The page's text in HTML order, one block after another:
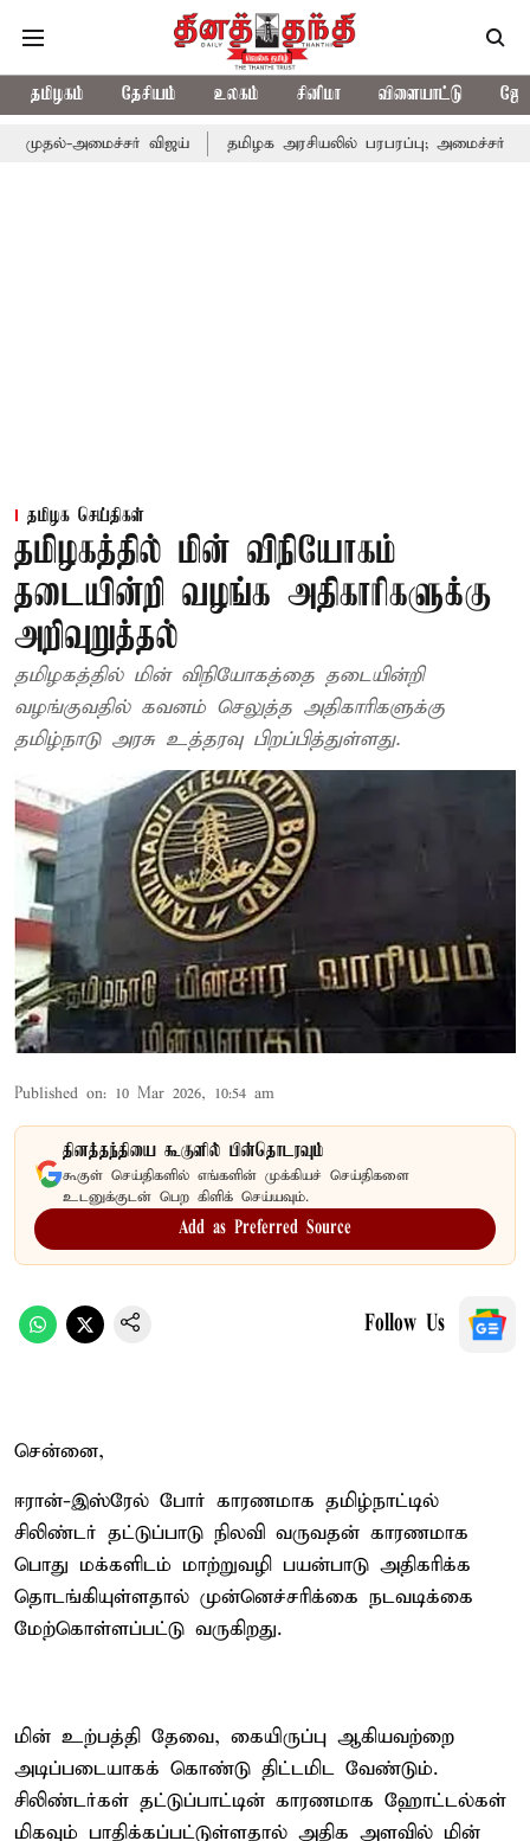
தமிழகம் தேசியம் உலகம் சினிமா விளையாட்டு
அமைச்சர் விஜய் தமிழக அரசியலில் பரபரப்பு; அமைச்சர்
தமிழக செய்திகள்
தமிழகத்தில் மின் விநியோகம்
தடையின்றி வழங்க அதிகாரிகளுக்கு
அறிவுறுத்தல்
தமிழகத்தில் மின் விநியோகத்தை தடையின்றி
வழங்குவதில் கவனம் செலுத்த அதிகாரிகளுக்கு
தமிழ்நாடு அரசு உத்தரவு பிறப்பித்துள்ளது.
Published on: 10 Mar 2026, 10:54 am
தினத்தந்தியை கூகுளில் பின்தொடரவும்
கூகுள் செய்திகளில் எங்களின் முக்கியச் செய்திகளை
உடனுக்குடன் பெற கிளிக் செய்யவும்.
Add as Preferred Source
Follow Us
சென்னை,
ஈரான்-இஸ்ரேல் போர் காரணமாக தமிழ்நாட்டில்
சிலிண்டர் தட்டுப்பாடு நிலவி வருவதன் காரணமாக
பொது மக்களிடம் மாற்றுவழி பயன்பாடு அதிகரிக்க
தொடங்கியுள்ளதால் முன்னெச்சரிக்கை நடவடிக்கை
மேற்கொள்ளப்பட்டு வருகிறது.
மின் உற்பத்தி தேவை, கையிருப்பு ஆகியவற்றை
அடிப்படையாகக் கொண்டு திட்டமிட வேண்டும்.
சிலிண்டர்கள் தட்டுப்பாட்டின் காரணமாக ஹோட்டல்கள்
மிகவும் பாதிக்கப்பட்டுள்ளதால் அதிக அளவில் மின்